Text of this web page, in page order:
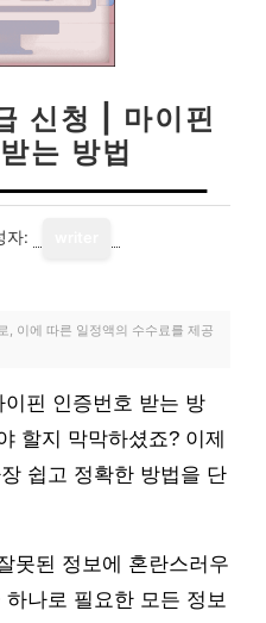
신청 | 마이핀
는 방법
자:
, 이에 따른 일정액의 수수료를 제공
핀 인증번호 받는 방
할지 막막하셨죠? 이제
쉽고 정확한 방법을 단
못된 정보에 혼란스러우
나로 필요한 모든 정보